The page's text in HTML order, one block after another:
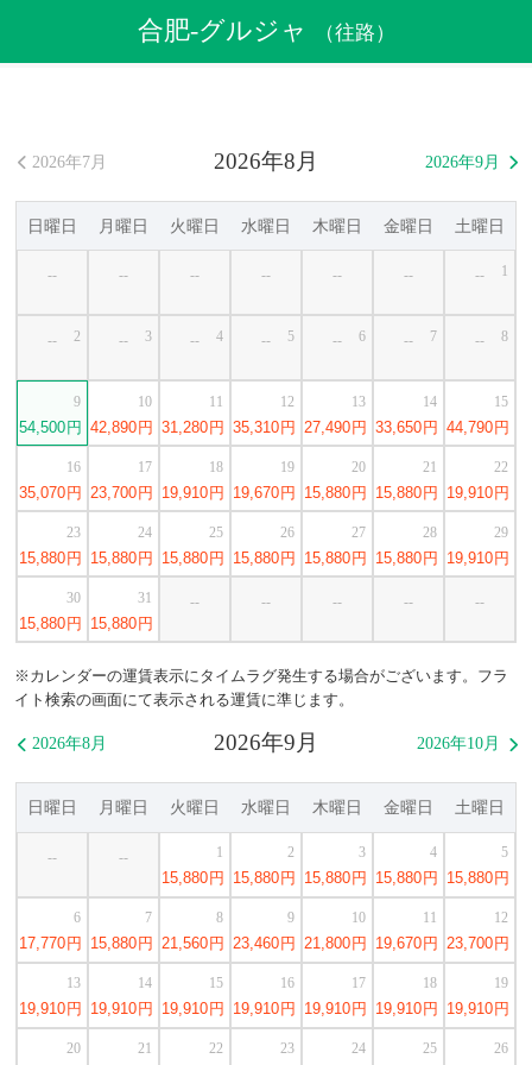
合肥発グルジャ行き格安航空券
合肥-グルジャ （往路）
2026年8月
 2026年7月 2026年9月 
日曜日 月曜日 火曜日 水曜日 木曜日 金曜日 土曜日
-- -- -- -- -- -- -- 1
-- 2 -- 3 -- 4 -- 5 -- 6 -- 7 -- 8
54,500円
9
42,890円
10
31,280円
11
35,310円
12
27,490円
13
33,650円
14
44,790円
15
35,070円
16
23,700円
17
19,910円
18
19,670円
19
15,880円
20
15,880円
21
19,910円
22
15,880円
23
15,880円
24
15,880円
25
15,880円
26
15,880円
27
15,880円
28
19,910円
29
15,880円
30
15,880円
31 -- -- -- -- --
※カレンダーの運賃表示にタイムラグ発生する場合がございます。フラ
イト検索の画面にて表示される運賃に準じます。
2026年9月
 2026年8月 2026年10月 
日曜日 月曜日 火曜日 水曜日 木曜日 金曜日 土曜日
-- --
15,880 円
1
15,880 円
2
15,880 円
3
15,880 円
4
15,880 円
5
17,770 円
6
15,880 円
7
21,560 円
8
23,460 円
9
21,800 円
10
19,670 円
11
23,700 円
12
19,910 円
13
19,910 円
14
19,910 円
15
19,910 円
16
19,910 円
17
19,910 円
18
19,910 円
19
20 21 22 23 24 25 26